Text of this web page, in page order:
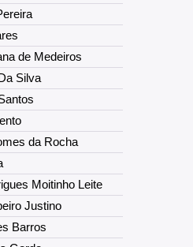
de Medeiros
Silva
da Rocha
Moitinho Leite
Justino
Barros